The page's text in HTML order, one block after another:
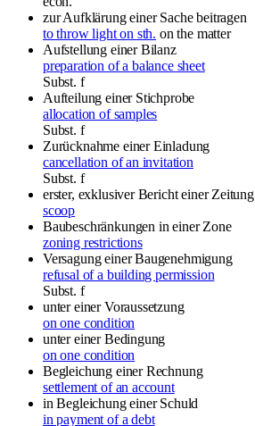
zur Aufklärung einer Sache beitragen
to throw light on sth. on the matter
Aufstellung einer Bilanz
preparation of a balance sheet
Subst. f
Aufteilung einer Stichprobe
allocation of samples
Subst. f
Zurücknahme einer Einladung
cancellation of an invitation
Subst. f
erster, exklusiver Bericht einer Zeitung
scoop
Baubeschränkungen in einer Zone
zoning restrictions
Versagung einer Baugenehmigung
refusal of a building permission
Subst. f
unter einer Voraussetzung
on one condition
unter einer Bedingung
on one condition
Begleichung einer Rechnung
settlement of an account
in Begleichung einer Schuld
in payment of a debt